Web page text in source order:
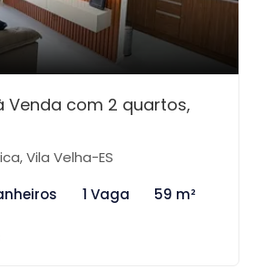
Venda com 2 quartos,
Vila Velha-ES
1 Vaga 59 m²